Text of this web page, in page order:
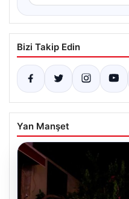
Bizi Takip Edin
Yan Manşet